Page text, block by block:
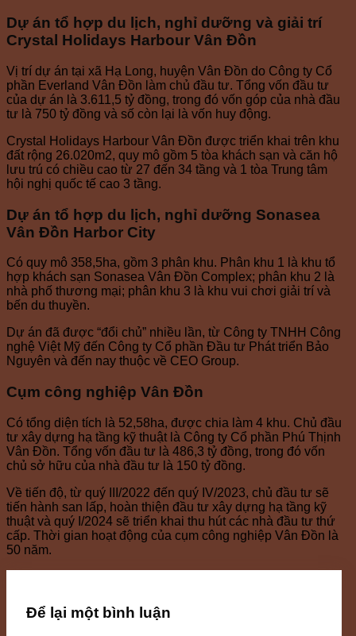
Dự án tổ hợp du lịch, nghỉ dưỡng và giải trí
Crystal Holidays Harbour Vân Đồn
Vị trí dự án tại xã Hạ Long, huyện Vân Đồn do Công ty Cổ
phần Everland Vân Đồn làm chủ đầu tư. Tổng vốn đầu tư
của dự án là 3.611,5 tỷ đồng, trong đó vốn góp của nhà đầu
tư là 750 tỷ đồng và số còn lại là vốn huy động.
Crystal Holidays Harbour Vân Đồn được triển khai trên khu
đất rộng 26.020m2, quy mô gồm 5 tòa khách sạn và căn hộ
lưu trú có chiều cao từ 27 đến 34 tầng và 1 tòa Trung tâm
hội nghị quốc tế cao 3 tầng.
Dự án tổ hợp du lịch, nghỉ dưỡng Sonasea
Vân Đồn Harbor City
Có quy mô 358,5ha, gồm 3 phân khu. Phân khu 1 là khu tổ
hợp khách sạn Sonasea Vân Đồn Complex; phân khu 2 là
nhà phố thương mại; phân khu 3 là khu vui chơi giải trí và
bến du thuyền.
Dự án đã được “đổi chủ” nhiều lần, từ Công ty TNHH Công
nghệ Việt Mỹ đến Công ty Cổ phần Đầu tư Phát triển Bảo
Nguyên và đến nay thuộc về CEO Group.
Cụm công nghiệp Vân Đồn
Có tổng diện tích là 52,58ha, được chia làm 4 khu. Chủ đầu
tư xây dựng hạ tầng kỹ thuật là Công ty Cổ phần Phú Thịnh
Vân Đồn. Tổng vốn đầu tư là 486,3 tỷ đồng, trong đó vốn
chủ sở hữu của nhà đầu tư là 150 tỷ đồng.
Về tiến độ, từ quý III/2022 đến quý IV/2023, chủ đầu tư sẽ
tiến hành san lấp, hoàn thiện đầu tư xây dựng hạ tầng kỹ
thuật và quý I/2024 sẽ triển khai thu hút các nhà đầu tư thứ
cấp. Thời gian hoạt động của cụm công nghiệp Vân Đồn là
50 năm.
Để lại một bình luận